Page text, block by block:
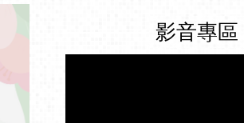
影音專區